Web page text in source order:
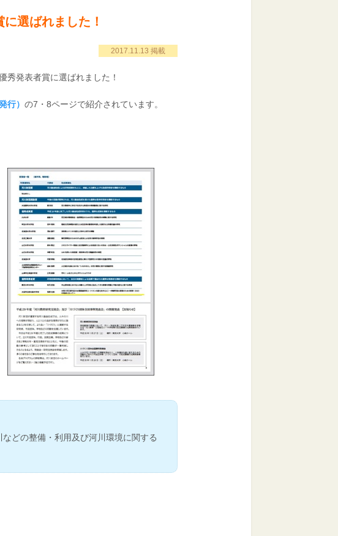
選ばれました！
2017.11.13 掲載
秀発表者賞に選ばれました！
行） の7・8ページで紹介されています。
どの整備・利用及び河川環境に関する